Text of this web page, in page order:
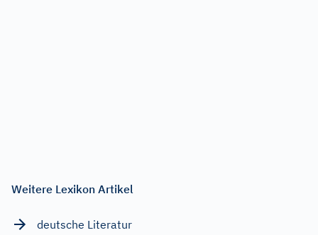
Weitere Lexikon Artikel
deutsche Literatur